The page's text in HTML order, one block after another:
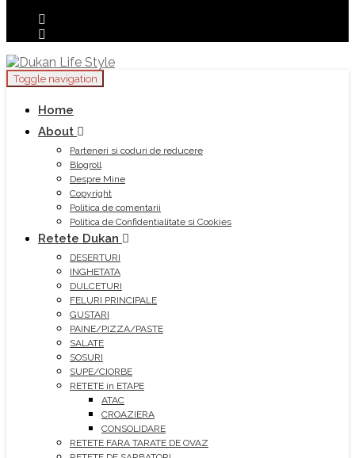
Toggle navigation
Home
About
Parteneri si coduri de reducere
Blogroll
Despre Mine
Copyright
Politica de comentarii
Politica de Confidentialitate si Cookies
Retete Dukan
DESERTURI
INGHETATA
DULCETURI
FELURI PRINCIPALE
GUSTARI
PAINE/PIZZA/PASTE
SALATE
SOSURI
SUPE/CIORBE
RETETE in ETAPE
ATAC
CROAZIERA
CONSOLIDARE
RETETE FARA TARATE DE OVAZ